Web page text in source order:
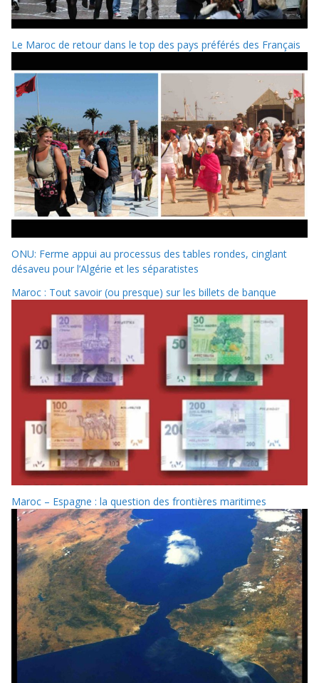
Le Maroc de retour dans le top des pays préférés des Français
ONU: Ferme appui au processus des tables rondes, cinglant
désaveu pour l’Algérie et les séparatistes
Maroc : Tout savoir (ou presque) sur les billets de banque
Maroc – Espagne : la question des frontières maritimes